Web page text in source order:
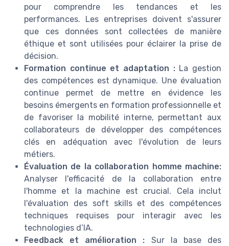
pour comprendre les tendances et les
performances. Les entreprises doivent s'assurer
que ces données sont collectées de manière
éthique et sont utilisées pour éclairer la prise de
décision.
Formation continue et adaptation :La gestion
des compétences est dynamique. Une évaluation
continue permet de mettre en évidence les
besoins émergents en formation professionnelle et
de favoriser la mobilité interne, permettant aux
collaborateurs de développer des compétences
clés en adéquation avec l'évolution de leurs
métiers.
Évaluation de la collaboration homme machine:
Analyser l'efficacité de la collaboration entre
l'homme et la machine est crucial. Cela inclut
l'évaluation des soft skills et des compétences
techniques requises pour interagir avec les
technologies d’IA.
Feedback et amélioration : Sur la base des